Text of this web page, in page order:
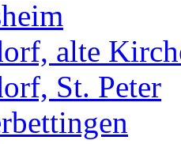
alte
St. Peter